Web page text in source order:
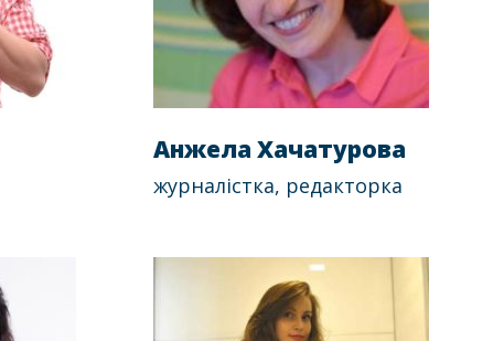
Анжела Хачатурова
журналістка, редакторка